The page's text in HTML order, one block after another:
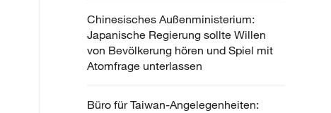
Chinesisches Außenministerium:
Japanische Regierung sollte Willen
von Bevölkerung hören und Spiel mit
Atomfrage unterlassen
Büro für Taiwan-Angelegenheiten: